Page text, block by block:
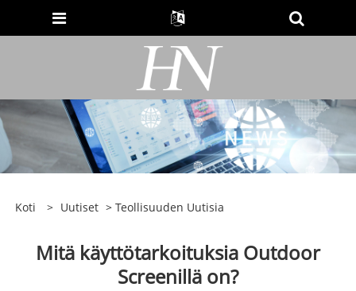
Koti > Uutiset > Teollisuuden Uutisia
Mitä käyttötarkoituksia Outdoor
Screenillä on?